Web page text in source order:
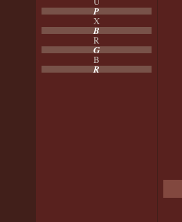
P
X
B
R
G
B
R